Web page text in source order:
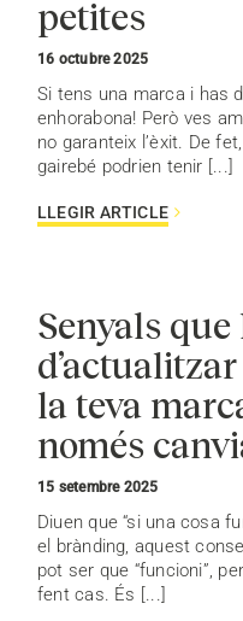
petites
16 octubre 2025
Si tens una marca i has
enhorabona! Però ves
no garanteix l’èxit. De
gairebé podrien tenir [...]
LLEGIR ARTICLE
Senyals que
la teva
només
15 setembre 2025
Diuen que “si una cosa
el brànding, aquest
pot ser que “funcioni”,
fent cas. És [...]